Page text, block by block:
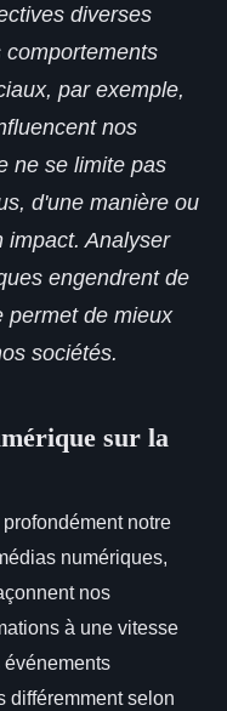
diverses
par exemple,
nos
ne se limite pas
d'une manière ou
impact. Analyser
engendrent de
permet de mieux
sociétés.
sur la
notre
numériques,
nos
à une vitesse
différemment selon